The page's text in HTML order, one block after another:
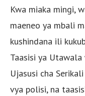
Kwa miaka mingi,
maeneo ya mbali
kushindana ili
Taasisi ya Utawala
Ujasusi cha
vya polisi, na